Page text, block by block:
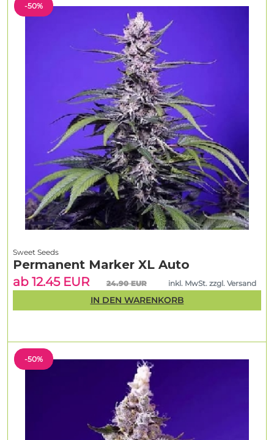
-50%
-50%
Sweet Seeds
Permanent Marker XL Auto
ab 12.45 EUR
24.90 EUR inkl. MwSt. zzgl. Versand
IN DEN WARENKORB